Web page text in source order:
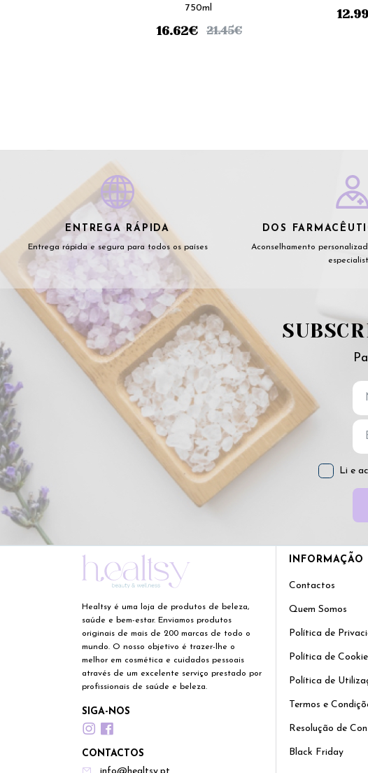
750ml
16.62€ 21.45€
ENTREGA RÁPIDA
Entrega rápida e segura para todos os países
DOS
Aconselhamento
Li e
Healtsy é uma loja de produtos de beleza,
saúde e bem-estar. Enviamos produtos
originais de mais de 200 marcas de todo o
mundo. O nosso objetivo é trazer-lhe o
melhor em cosmética e cuidados pessoais
através de um excelente serviço prestado por
profissionais de saúde e beleza.
SIGA-NOS
CONTACTOS
INFORMAÇÃO
Contactos
Quem Somos
Política de
Política de
Política de
Termos e
Resolução de
Black Friday